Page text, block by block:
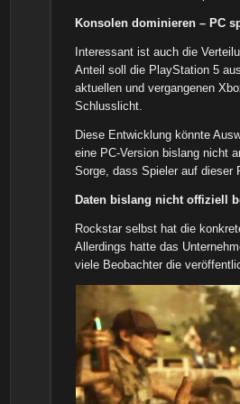
Konsolen dominieren – PC
Interessant ist auch die
Anteil soll die PlayStation 5
aktuellen und vergangenen
Schlusslicht.
Diese Entwicklung könnte
eine PC-Version bislang nicht
Sorge, dass Spieler auf dieser
Daten bislang nicht offiziell
Rockstar selbst hat die
Allerdings hatte das
viele Beobachter die